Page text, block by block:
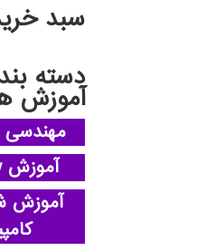
سبد
دسته
آموزش
مهندسی
آموزش stateflow
آموزش